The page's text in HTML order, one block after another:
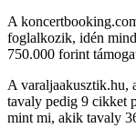
A
foglalkozik, idén
750.000 forint
A varaljaakusztik.hu,
tavaly pedig 9 cikket
mint mi, akik tavaly